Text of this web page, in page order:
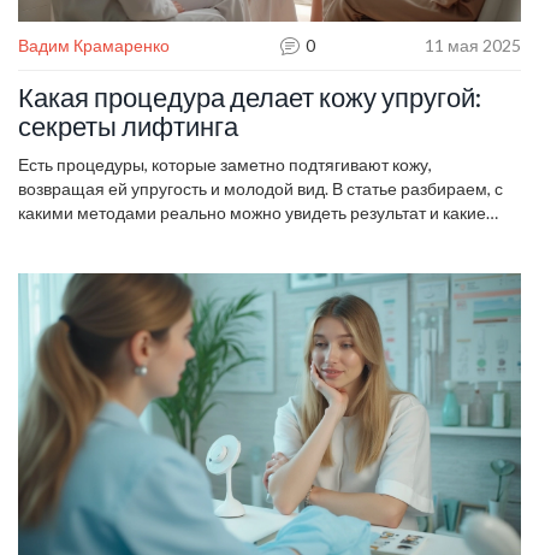
Вадим Крамаренко 0 11 мая 2025
Какая процедура делает кожу упругой:
секреты лифтинга
Есть процедуры, которые заметно подтягивают кожу,
возвращая ей упругость и молодой вид. В статье разбираем, с
какими методами реально можно увидеть результат и какие
после процедуры. Практические советы и свежие факты про
бьюти-индустрию — всё для тех, кто хочет выглядеть лучше без
лишних экспериментов.